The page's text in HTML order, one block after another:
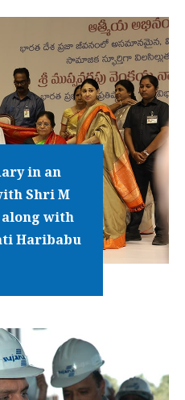
in an
Shri M
with
Haribabu